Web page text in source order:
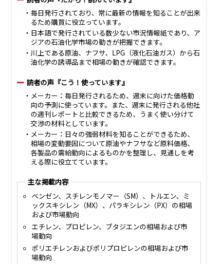
・毎日発行されており、常に最新の情報を知ることが出来
るため購買に役立っています。
・日本語で発行されている数少ない市況情報紙であり、ア
ジアの石油化学市場の動きが把握できます。
・川上である原油、ナフサ、LPG（液化石油ガス）から石
油化学の誘導品まで相場の動きが確認できます。
読者の声『こう！使っています』
・メーカー：毎日発行されるため、週末に向けた価格動
向の予測に使っています。また、週末に発行される他社
の週刊レポートと比較できるため、うまく使い分けて
交渉の材料としています。
・メーカー：日々の強弱材料を知ることができるため、
相場の変動要因について原油やナフサなど原料価格、
各製品の需給動向によるものかを整理し、見通しを考
える際に役立てています。
主な掲載内容
ベンゼン、スチレンモノマー（SM）、トルエン、ミ
ックスキシレン（MX）、パラキシレン（PX）の相場
および市場動向
エチレン、プロピレン、ブタジエンの相場および市
場動向
ポリエチレンおよびポリプロピレンの相場および市
場動向